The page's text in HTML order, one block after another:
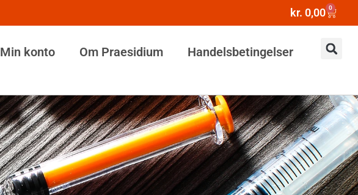
kr. 0,00 0
Min konto Om Praesidium Handelsbetingelser